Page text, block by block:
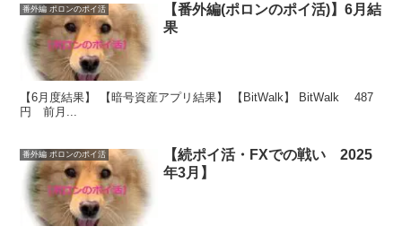
番外編 ポロンのポイ活
【番外編(ポロンのポイ活)】6月結
果
【6月度結果】 【暗号資産アプリ結果】 【BitWalk】 BitWalk 487
円 前月...
番外編 ポロンのポイ活
【続ポイ活・FXでの戦い 2025
年3月】